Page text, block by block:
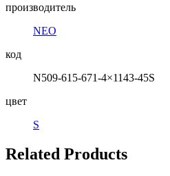
производитель
NEO
код
N509-615-671-4×1143-45S
цвет
S
Related Products